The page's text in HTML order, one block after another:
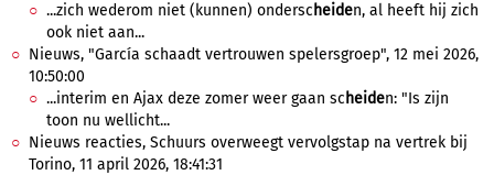
...zich wederom niet (kunnen) ondersc heiden, al heeft hij zich
ook niet aan...
Nieuws, "García schaadt vertrouwen spelersgroep", 12 mei 2026,
10:50:00
...interim en Ajax deze zomer weer gaan sc heiden: "Is zijn
toon nu wellicht...
Nieuws reacties, Schuurs overweegt vervolgstap na vertrek bij
Torino, 11 april 2026, 18:41:31